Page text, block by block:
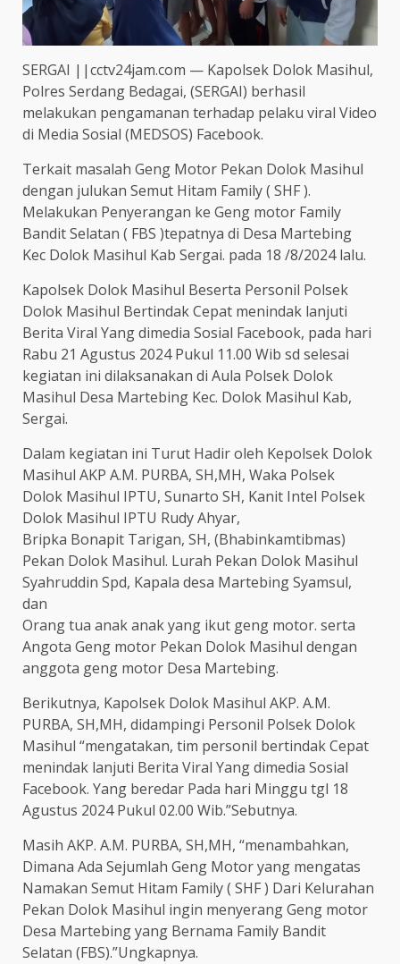
SERGAI ||cctv24jam.com — Kapolsek Dolok Masihul,
Polres Serdang Bedagai, (SERGAI) berhasil
melakukan pengamanan terhadap pelaku viral Video
di Media Sosial (MEDSOS) Facebook.
Terkait masalah Geng Motor Pekan Dolok Masihul
dengan julukan Semut Hitam Family ( SHF ).
Melakukan Penyerangan ke Geng motor Family
Bandit Selatan ( FBS )tepatnya di Desa Martebing
Kec Dolok Masihul Kab Sergai. pada 18 /8/2024 lalu.
Kapolsek Dolok Masihul Beserta Personil Polsek
Dolok Masihul Bertindak Cepat menindak lanjuti
Berita Viral Yang dimedia Sosial Facebook, pada hari
Rabu 21 Agustus 2024 Pukul 11.00 Wib sd selesai
kegiatan ini dilaksanakan di Aula Polsek Dolok
Masihul Desa Martebing Kec. Dolok Masihul Kab,
Sergai.
Dalam kegiatan ini Turut Hadir oleh Kepolsek Dolok
Masihul AKP A.M. PURBA, SH,MH, Waka Polsek
Dolok Masihul IPTU, Sunarto SH, Kanit Intel Polsek
Dolok Masihul IPTU Rudy Ahyar,
Bripka Bonapit Tarigan, SH, (Bhabinkamtibmas)
Pekan Dolok Masihul. Lurah Pekan Dolok Masihul
Syahruddin Spd, Kapala desa Martebing Syamsul,
dan
Orang tua anak anak yang ikut geng motor. serta
Angota Geng motor Pekan Dolok Masihul dengan
anggota geng motor Desa Martebing.
Berikutnya, Kapolsek Dolok Masihul AKP. A.M.
PURBA, SH,MH, didampingi Personil Polsek Dolok
Masihul “mengatakan, tim personil bertindak Cepat
menindak lanjuti Berita Viral Yang dimedia Sosial
Facebook. Yang beredar Pada hari Minggu tgl 18
Agustus 2024 Pukul 02.00 Wib.”Sebutnya.
Masih AKP. A.M. PURBA, SH,MH, “menambahkan,
Dimana Ada Sejumlah Geng Motor yang mengatas
Namakan Semut Hitam Family ( SHF ) Dari Kelurahan
Pekan Dolok Masihul ingin menyerang Geng motor
Desa Martebing yang Bernama Family Bandit
Selatan (FBS).”Ungkapnya.